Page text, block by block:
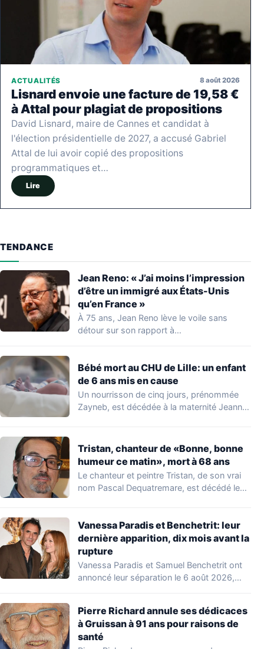
ACTUALITÉS 8 août 2026
Lisnard envoie une facture de 19,58 €
à Attal pour plagiat de propositions
David Lisnard, maire de Cannes et candidat à
l'élection présidentielle de 2027, a accusé Gabriel
Attal de lui avoir copié des propositions
programmatiques et…
Lire
TENDANCE
Jean Reno: « J’ai moins l’impression
d’être un immigré aux États-Unis
qu’en France »
À 75 ans, Jean Reno lève le voile sans
détour sur son rapport à…
Bébé mort au CHU de Lille: un enfant
de 6 ans mis en cause
Un nourrisson de cinq jours, prénommée
Zayneb, est décédée à la maternité Jeanne
Tristan, chanteur de «Bonne, bonne
humeur ce matin», mort à 68 ans
Le chanteur et peintre Tristan, de son vrai
nom Pascal Dequatremare, est décédé le…
Vanessa Paradis et Benchetrit: leur
dernière apparition, dix mois avant la
rupture
Vanessa Paradis et Samuel Benchetrit ont
annoncé leur séparation le 6 août 2026,
Pierre Richard annule ses dédicaces
à Gruissan à 91 ans pour raisons de
santé